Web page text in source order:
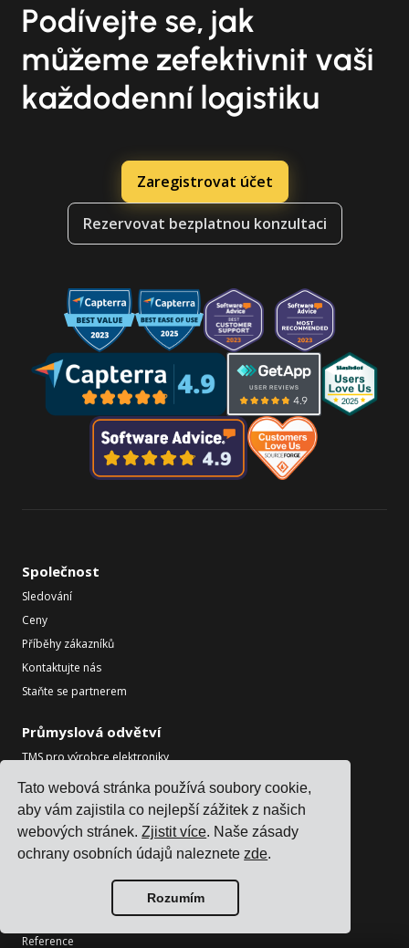
Tato webová stránka používá soubory cookie,
aby vám zajistila co nejlepší zážitek z našich
webových stránek.Zjistit více. Naše zásady
ochrany osobních údajů naleznete zde.
Rozumím
Podívejte se, jak
můžeme zefektivnit vaši
každodenní logistiku
Zaregistrovat účet
Rezervovat bezplatnou konzultaci
Společnost
Sledování
Ceny
Příběhy zákazníků
Kontaktujte nás
Staňte se partnerem
Průmyslová odvětví
TMS pro výrobce elektroniky
TMS pro chemické výrobce
TMS pro výrobce kovů a strojů
TMS pro tisk a balení
Zobrazit všechna průmyslová odvětví
Reference